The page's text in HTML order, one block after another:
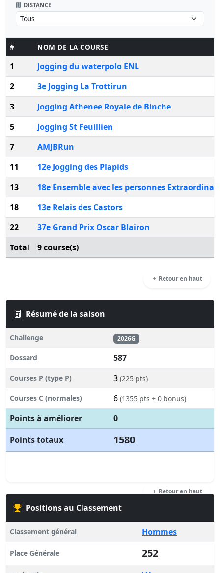
DISTANCE
# NOM DE LA COURSE
1
Jogging du waterpolo ENL
2
3e Jogging La Trottirun
3
Jogging Athenee Royale de Binche
5
Jogging St Feuillien
7
AMJBRun
11
12e Jogging des Plapids
13
18e Ensemble avec les personnes
18
13e Relais des Castors
22
37e Grand Prix Oscar Blairon
Total
9 course(s)
Retour en haut
Résumé de la saison
Challenge 2026G
Dossard 587
Courses P (type P) 3 (225 pts)
Courses C (normales) 6 (1355 pts + 0 bonus)
Points à améliorer
0
Points totaux
1580
Retour en haut
Positions au Classement
Classement général Hommes
Place Générale 252